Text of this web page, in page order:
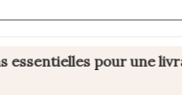
pour une livraison